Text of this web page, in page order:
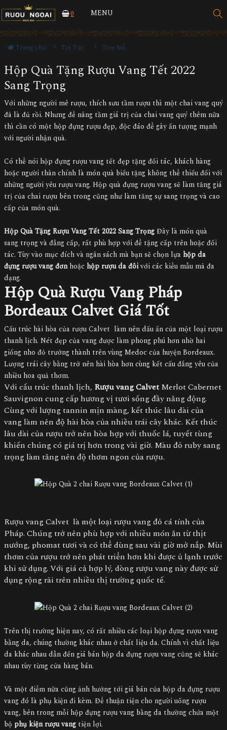
0 MENU
Trang chủ Tin Tức Tìm hiểu về rượu
Hộp Quà Tặng Rượu Vang Tết 2022
Sang Trọng
Với những người mê rượu, thích sưu tầm rượu thì một chai vang quý
đã là đủ rồi. Nhưng để nâng tầm giá trị của chai vang quý thêm nữa
thì cần có một hộp đựng rượu đẹp, độc đáo để gây ấn tượng mạnh
với người nhận quà.
Có thể nói hộp đựng rượu vang tết đẹp tặng đối tác, khách hàng
hoặc người thân chính là món quà biếu tặng không thể thiếu đối với
những người yêu rượu vang. Hộp quà đựng rượu vang sẽ làm tăng giá
trị của chai rượu bên trong cũng như làm tăng sự sang trọng và cao
cấp của món quà.
Hộp Quà Tặng Rượu Vang Tết 2022 Sang Trọng Đây là món quà
sang trọng và đẳng cấp, rất phù hợp với để tặng cấp trên hoặc đối
tác. Tùy vào mục đích và ngân sách mà bạn sẽ chọn lựa hộp da
đựng rượu vang đơnhoặc hộp rượu da đôivới các kiểu mẫu mã đa
dạng.
Hộp Quà Rượu Vang Pháp
Bordeaux Calvet Giá Tốt
Cấu trúc hài hòa của rượu Calvet làm nên dấu ấn của một loại rượu
thanh lịch. Nét đẹp của vang được làm phong phú hơn nhờ hai
giống nho đỏ trưởng thành trên vùng Medoc của huyện Bordeaux.
Lượng trái cây bằng trở nên hài hòa hơn cùng kết cấu đắng yêu của
nhiều hoa quả thơm.
Với cấu trúc thanh lịch, Rượu vang Calvet Merlot Cabernet
Sauvignon cung cấp hương vị tươi sống đầy năng động.
Cùng với lượng tannin mịn màng, kết thúc lâu dài của
vang làm nên độ hài hòa của nhiều trái cây khác. Kết thúc
lâu dài của rượu trở nên hòa hợp với thuốc lá, tuyết tùng
khiến chúng có giá trị hơn trong vài giờ. Màu đỏ ruby sang
trọng làm tăng nên độ thơm ngon của rượu.
Rượu vang Calvet là một loại rượu vang đỏ cá tính của
Pháp. Chúng trở nên phù hợp với nhiều món ăn từ thịt
nướng, phomat tươi và có thể dùng sau vài giờ mở nắp. Mùi
thơm của rượu trở nên phát triển hơn khi được ủ lạnh trước
khi sử dụng. Với giá cả hợp lý, dòng rượu vang này được sử
dụng rộng rãi trên nhiều thị trường quốc tế.
Trên thị trường hiện nay, có rất nhiều các loại hộp đựng rượu vang
bằng da, chúng thường khác nhau ở chất liệu da. Chính vì chất liệu
da khác nhau dẫn đến giá bán hộp da đựng rượu vang cũng sẽ khác
nhau tùy từng cửa hàng bán.
Và một điểm nữa cũng ảnh hưởng tới giá bán của hộp da đựng rượu
vang đó là phụ kiện đi kèm. Để thuận tiện cho người uống rượu
vang, bên trong mỗi hộp đựng rượu vang bằng da thường chứa một
bộ phụ kiện rượu vang tiện lợi.